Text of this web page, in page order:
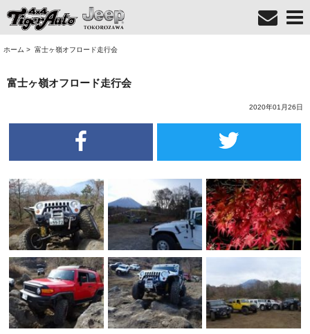
ホーム > 富士ヶ嶺オフロード走行会
富士ヶ嶺オフロード走行会
2020年01月26日